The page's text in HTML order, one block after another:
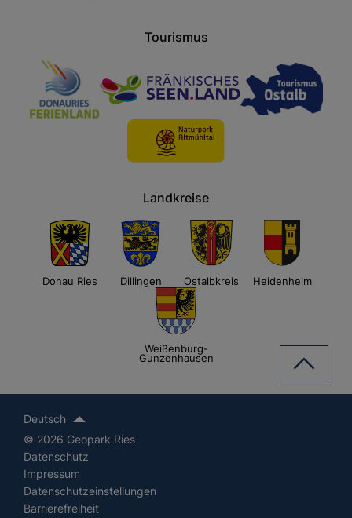
Tourismus
Landkreise
Donau Ries Dillingen Ostalbkreis Heidenheim
Weißenburg-
Gunzenhausen
Deutsch
© 2026 Geopark Ries
Datenschutz
Impressum
Datenschutzeinstellungen
Barrierefreiheit